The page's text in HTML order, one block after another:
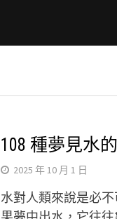
108 種夢見水
2025 年 10 月 1 日
水對人類來說是必